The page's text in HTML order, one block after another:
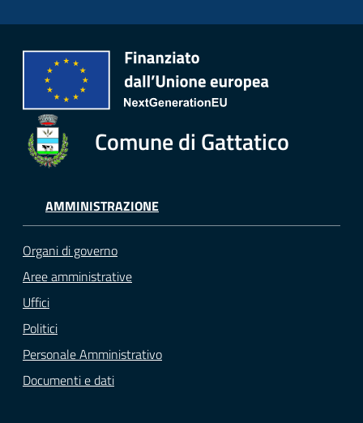
Comune di Gattatico
AMMINISTRAZIONE
Organi di governo
Aree amministrative
Uffici
Politici
Personale Amministrativo
Documenti e dati